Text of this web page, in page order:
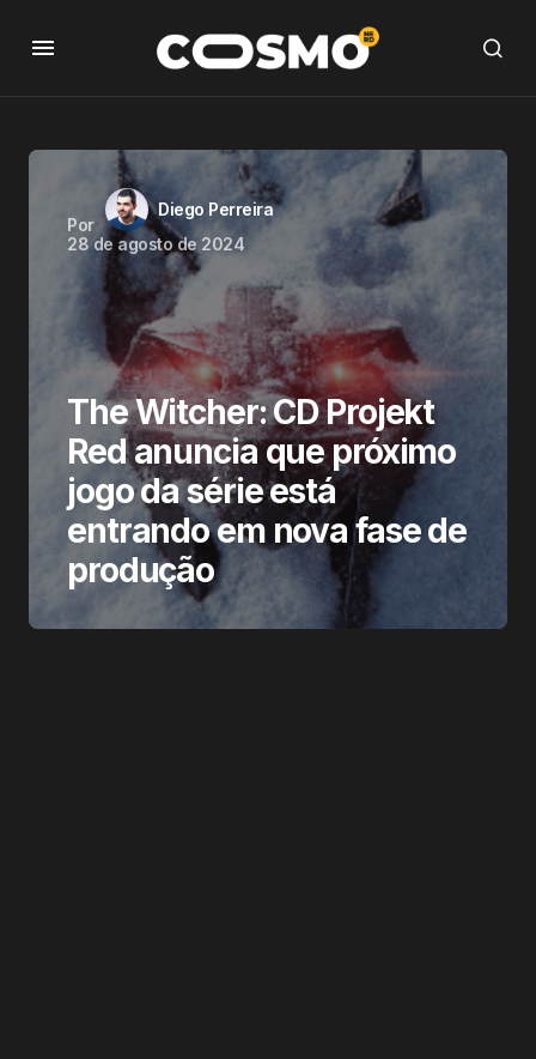
Por
Diego Perreira
28 de agosto de 2024
The Witcher: CD Projekt
Red anuncia que próximo
jogo da série está
entrando em nova fase de
produção